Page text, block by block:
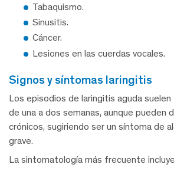
Tabaquismo.
Sinusitis.
Cáncer.
Lesiones en las cuerdas vocales.
signos y síntomas laringitis
Los episodios de laringitis aguda suelen
de una a dos semanas, aunque pueden
crónicos, sugiriendo ser un síntoma de
grave.
La sintomatología más frecuente